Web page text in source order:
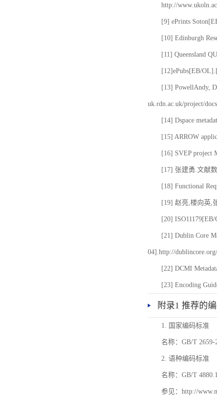
http://
[9] ePrints
[10] Edinburgh
[11] Queensland
[12]ePubs[EB/
[13] PowellAndy,
uk.rdn.ac.uk/project/
[14] Dspace
[15] ARROW
[16] SVEP project
[17] 张建勇.文献
[18] Functional
[19] 赵亮,楼向英,
[20] ISO11179[EB/
[21] Dublin Core
04].http://
[22] DCMI
[23] Encoding
附录1 推荐的
1. 国家编码标准
名称：GB/T
2. 语种编码标准
名称：GB/T
参见：http://